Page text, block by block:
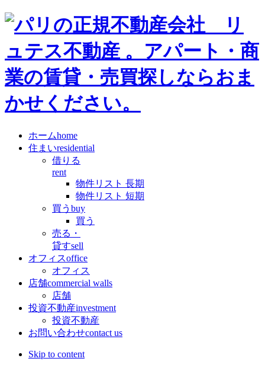
ホームhome
住まいresidential
借りる
rent
物件リスト 長期
物件リスト 短期
買う buy
買う
売る・
貸すsell
オフィスoffice
オフィス
店舗commercial walls
店舗
投資不動産investment
投資不動産
お問い合わせcontact us
Skip to content